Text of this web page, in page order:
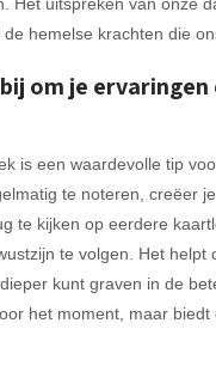
hemelse krachten die
om je
is een waardevolle tip
te noteren, creëer
te kijken op eerdere
te volgen. Het
kunt graven in de
het moment, maar